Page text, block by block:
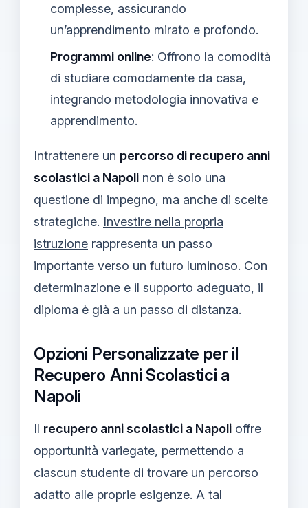
complesse, assicurando
un’apprendimento mirato e profondo.
Programmi online: Offrono la comodità
di studiare comodamente da casa,
integrando metodologia innovativa e
apprendimento.
Intrattenere un percorso di recupero anni
scolastici a Napoli non è solo una
questione di impegno, ma anche di scelte
strategiche. Investire nella propria
istruzione rappresenta un passo
importante verso un futuro luminoso. Con
determinazione e il supporto adeguato, il
diploma è già a un passo di distanza.
Opzioni Personalizzate per il
Recupero Anni Scolastici a
Napoli
Il recupero anni scolastici a Napoli offre
opportunità variegate, permettendo a
ciascun studente di trovare un percorso
adatto alle proprie esigenze. A tal